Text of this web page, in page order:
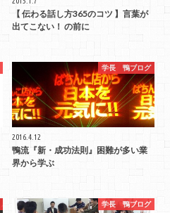
【 伝わる話し方365のコツ 】言葉が
出てこない！ の前に
学長 鴨ブログ
2016.4.12
鴨流『新・成功法則』困難が多い業
界から学ぶ
学長 鴨ブログ